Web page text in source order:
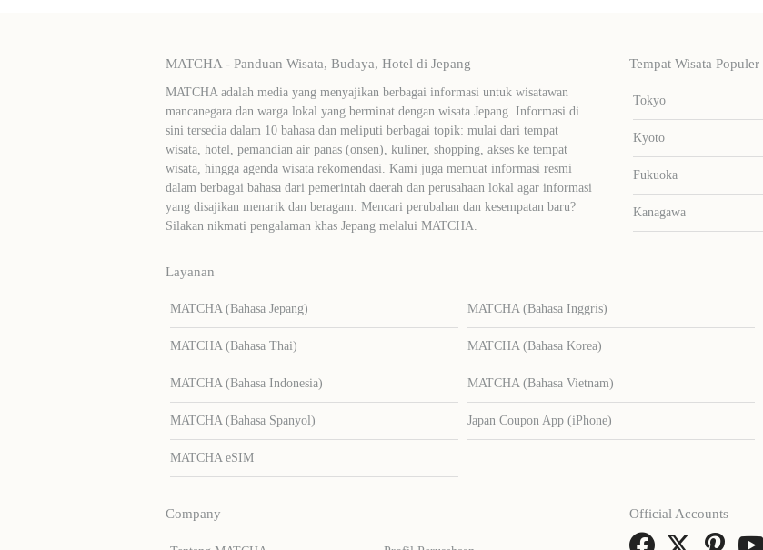
MATCHA - Panduan Wisata, Budaya, Hotel di Jepang
MATCHA adalah media yang menyajikan berbagai informasi untuk wisatawan
mancanegara dan warga lokal yang berminat dengan wisata Jepang. Informasi di
sini tersedia dalam 10 bahasa dan meliputi berbagai topik: mulai dari tempat
wisata, hotel, pemandian air panas (onsen), kuliner, shopping, akses ke tempat
wisata, hingga agenda wisata rekomendasi. Kami juga memuat informasi resmi
dalam berbagai bahasa dari pemerintah daerah dan perusahaan lokal agar informasi
yang disajikan menarik dan beragam. Mencari perubahan dan kesempatan baru?
Silakan nikmati pengalaman khas Jepang melalui MATCHA.
Tempat Wisata Populer
Tokyo
Kyoto
Fukuoka
Kanagawa
Layanan
MATCHA (Bahasa Jepang) MATCHA (Bahasa Inggris)
MATCHA (Bahasa Thai) MATCHA (Bahasa Korea)
MATCHA (Bahasa Indonesia) MATCHA (Bahasa Vietnam)
MATCHA (Bahasa Spanyol) Japan Coupon App (iPhone)
MATCHA eSIM
Company Official Accounts